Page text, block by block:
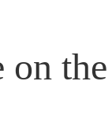
on the